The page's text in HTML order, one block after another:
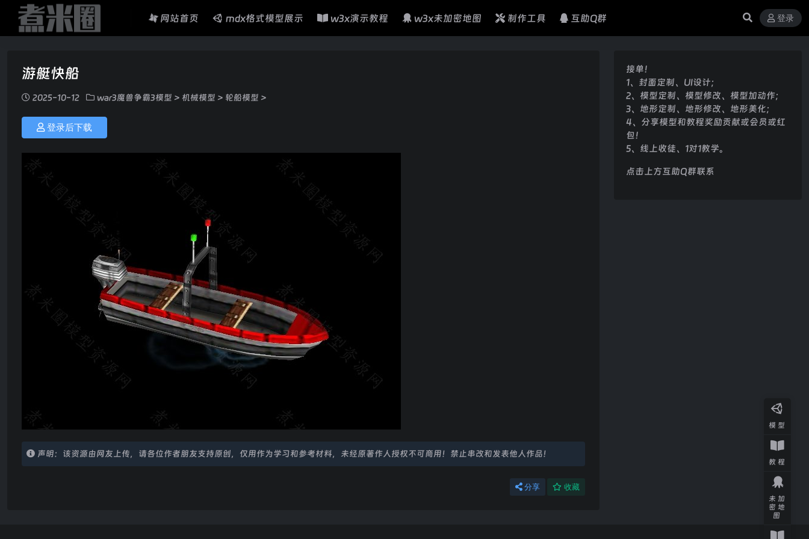
网站首页 mdx格式模型展示 w3x演示教程 w3x未加密地图 制作工具 互助Q群 登录
游艇快船
2025-10-12 war3魔兽争霸3模型 > 机械模型 > 轮船模型 >
登录后下载
声明：该资源由网友上传，请各位作者朋友支持原创，仅用作为学习和参考材料，未经原著作人授权不可商用！禁止串改和发表他人作品！
分享 收藏
接单！
1、封面定制、UI设计；
2、模型定制、模型修改、模型加动作；
3、地形定制、地形修改、地形美化；
4、分享模型和教程奖励贡献或会员或红
包！
5、线上收徒、1对1教学。
点击上方互助Q群联系
模型
教程
未加
密地
图